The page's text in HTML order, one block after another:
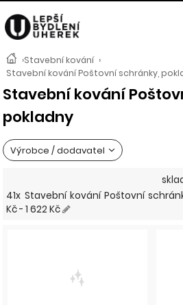
›Stavební kování ›
Stavební kování Poštovní schránky,
Stavební kování
pokladny
Výrobce / dodavatel
41x Stavební kování Poštovní
Kč - 1 622 Kč